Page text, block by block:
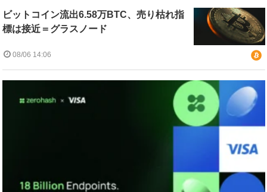
ビットコイン流出6.58万BTC、売り枯れ指
標は接近＝グラスノード
08/06 14:06